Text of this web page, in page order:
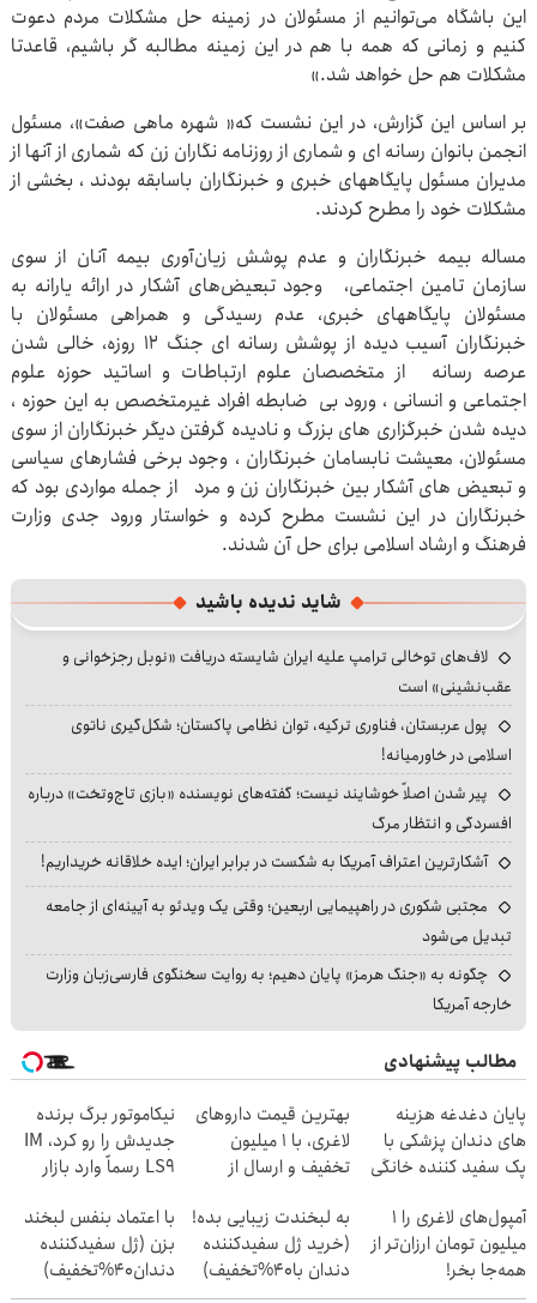
این باشگاه می‌توانیم از مسئولان در زمینه حل مشکلات مردم دعوت
کنیم و زمانی که همه با هم در این زمینه مطالبه گر باشیم، قاعدتا
مشکلات هم حل خواهد شد.»
بر اساس این گزارش، در این نشست که« شهره ماهی صفت»، مسئول
انجمن بانوان رسانه ای و شماری از روزنامه نگاران زن که شماری از آنها از
مدیران مسئول پایگاههای خبری و خبرنگاران باسابقه بودند ، بخشی از
مشکلات خود را مطرح کردند.
مساله بیمه خبرنگاران و عدم پوشش زیان‌آوری بیمه آنان از سوی
سازمان تامین اجتماعی، وجود تبعیض‌های آشکار در ارائه یارانه به
مسئولان پایگاههای خبری، عدم رسیدگی و همراهی مسئولان با
خبرنگاران آسیب دیده از پوشش رسانه ای جنگ ۱۲ روزه، خالی شدن
عرصه رسانه از متخصصان علوم ارتباطات و اساتید حوزه علوم
اجتماعی و انسانی ، ورود بی ضابطه افراد غیرمتخصص به این حوزه ،
دیده شدن خبرگزاری های بزرگ و نادیده گرفتن دیگر خبرنگاران از سوی
مسئولان، معیشت نابسامان خبرنگاران ، وجود برخی فشارهای سیاسی
و تبعیض های آشکار بین خبرنگاران زن و مرد از جمله مواردی بود که
خبرنگاران در این نشست مطرح کرده و خواستار ورود جدی وزارت
فرهنگ و ارشاد اسلامی برای حل آن شدند.
شاید ندیده باشید
لاف‌های توخالی ترامپ علیه ایران شایسته دریافت «نوبل رجزخوانی و
عقب‌نشینی» است
پول عربستان، فناوری ترکیه، توان نظامی پاکستان؛ شکل‌گیری ناتوی
اسلامی در خاورمیانه!
پیر شدن اصلاً خوشایند نیست؛ گفته‌های نویسنده «بازی تاج‌وتخت» درباره
افسردگی و انتظار مرگ
آشکارترین اعتراف آمریکا به شکست در برابر ایران؛ ایده خلاقانه خریداریم!
مجتبی شکوری در راهپیمایی اربعین؛ وقتی یک ویدئو به آیینه‌ای از جامعه
تبدیل می‌شود
چگونه به «جنگ هرمز» پایان دهیم؛ به روایت سخنگوی فارسی‌زبان وزارت
خارجه آمریکا
مطالب پیشنهادی
پایان دغدغه هزینه
های دندان پزشکی با
پک سفید کننده خانگی
بهترین قیمت داروهای
لاغری، با ۱ میلیون
تخفیف و ارسال از
نیکاموتور برگ برنده
جدیدش را رو کرد، IM
LS9 رسماً وارد بازار
آمپول‌های لاغری را ۱
میلیون تومان ارزان‌تر از
همه‌جا بخر!
به لبخندت زیبایی بده!
(خرید ژل سفیدکننده
دندان با40%تخفیف)
با اعتماد بنفس لبخند
بزن (ژل سفیدکننده
دندان40%تخفیف)